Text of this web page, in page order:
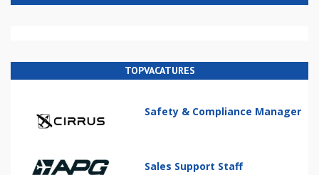
TOPVACATURES
Safety & Compliance Manager
Sales Support Staff